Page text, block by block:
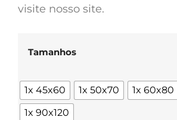
visite nosso site.
Tamanhos
1x 45x60 1x 50x70 1x 60x80
1x 90x120